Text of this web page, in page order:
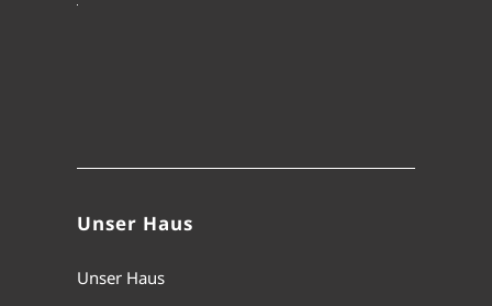
Unser Haus
Unser Haus